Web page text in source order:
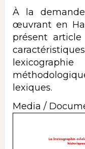
À la
œuvrant en
présent
lexiques.
Media /